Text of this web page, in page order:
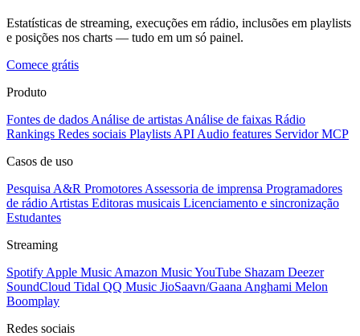
Estatísticas de streaming, execuções em rádio, inclusões em playlists
e posições nos charts — tudo em um só painel.
Comece grátis
Produto
Fontes de dados Análise de artistas Análise de faixas Rádio
Rankings Redes sociais Playlists API Audio features Servidor MCP
Casos de uso
Pesquisa A&R Promotores Assessoria de imprensa Programadores
de rádio Artistas Editoras musicais Licenciamento e sincronização
Estudantes
Streaming
Spotify Apple Music Amazon MusicYouTube Shazam Deezer
SoundCloud Tidal QQ Music JioSaavn/Gaana Anghami Melon
Boomplay
Redes sociais